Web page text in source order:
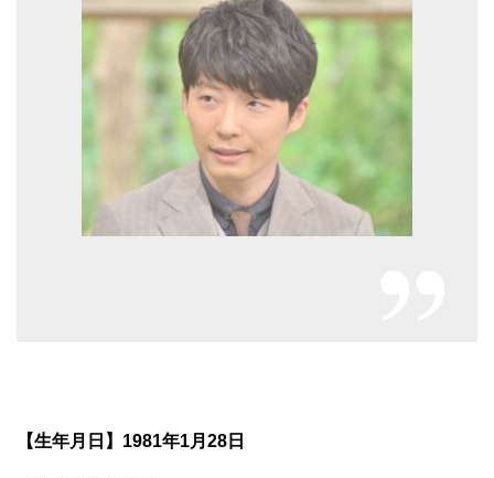
【生年月日】1981年1月28日